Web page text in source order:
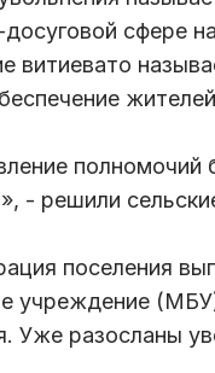
досуговой сфере
витиевато
полномочий
- решили
поселения
учреждение
Уже разосланы